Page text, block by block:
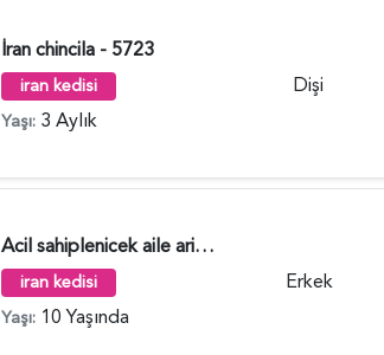
İran chincila - 5723
iran kedisi
Yaşı: 3 Aylık
Dişi
Acil sahiplenicek aile ariyorum - 5489
iran kedisi
Yaşı: 10 Yaşında
Erkek